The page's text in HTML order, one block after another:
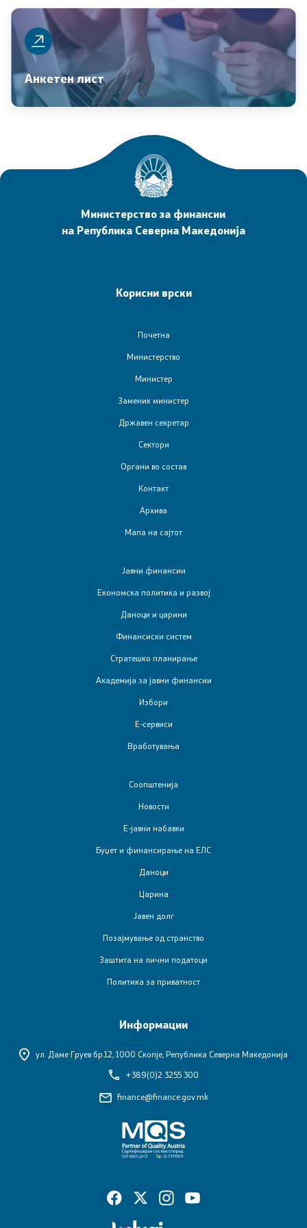
Финансиска инспекција во јавниот сектор
Заштита на лични податоци
Субвенциониран станбен кредит
Односи со јавност
Новости
Слободен пристап до информации од јавен карактер
Со еден клик до сите услуги
Анкетен лист
Министерство за финансии
на Република Северна Македонија
Корисни врски
Почетна
Министерство
Министер
Заменик министер
Државен секретар
Сектори
Органи во состав
Контакт
Архива
Мапа на сајтот
Јавни финансии
Економска политика и развој
Даноци и царини
Финансиски систем
Стратешко планирање
Академија за јавни финансии
Избори
Е-сервиси
Вработувања
Соопштенија
Новости
Е-јавни набавки
Буџет и финансирање на ЕЛС
Даноци
Царина
Јавен долг
Позајмување од странство
Заштита на лични податоци
Политика за приватност
Информации
ул. Даме Груев бр.12, 1000 Скопје, Република Северна Македонија
+389(0)2 3255 300
finance@finance.gov.mk